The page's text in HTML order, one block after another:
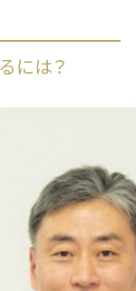
には？